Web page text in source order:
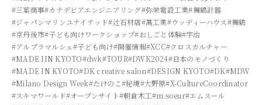
#三葉商事#カナデビアエンジニアリング#弥栄電設工業#舞鶴計器
#ジャパンマリンユナイテッド#辻石材店#萬工業#ウッディーハウス#舞鶴
#京丹後市#子ども向けワークショップ#おしごと体験#宇治
#アルプラマルシェ#子ども向け#開催情報#XCC#クロスカルチャー
#MADE IIN KYOTO#dwk#TOUR#DWK2024#日本のモノづくり
#MADE IN KYOTO#DK creative salon#DESIGN KYOTO#DK#MDW
#Milano Design Week#たけのこ#秘境#大野原#X-CultureCoordinator
#スキマワールド#オープンサイト#朝倉木工#m.soeur#エムスール